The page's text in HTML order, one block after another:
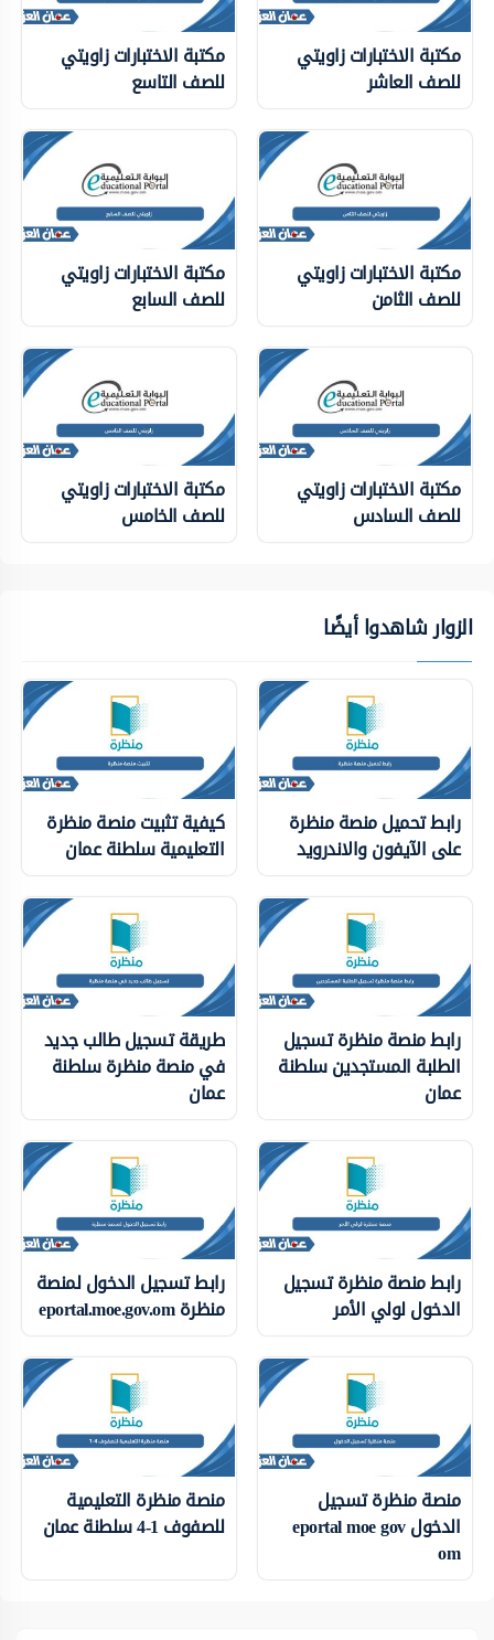
مكتبة الاختبارات زاويتي
للصف العاشر
مكتبة الاختبارات زاويتي
للصف التاسع
مكتبة الاختبارات زاويتي
للصف الثامن
مكتبة الاختبارات زاويتي
للصف السابع
مكتبة الاختبارات زاويتي
للصف السادس
مكتبة الاختبارات زاويتي
للصف الخامس
الزوار شاهدوا أيضًا
رابط تحميل منصة منظرة
على الآيفون والاندرويد
كيفية تثبيت منصة منظرة
التعليمية سلطنة عمان
رابط منصة منظرة تسجيل
الطلبة المستجدين سلطنة
عمان
طريقة تسجيل طالب جديد
في منصة منظرة سلطنة
عمان
رابط منصة منظرة تسجيل
الدخول لولي الأمر
رابط تسجيل الدخول لمنصة
منظرة eportal.moe.gov.om
منصة منظرة تسجيل
الدخول eportal moe gov
om
منصة منظرة التعليمية
للصفوف 1-4 سلطنة عمان